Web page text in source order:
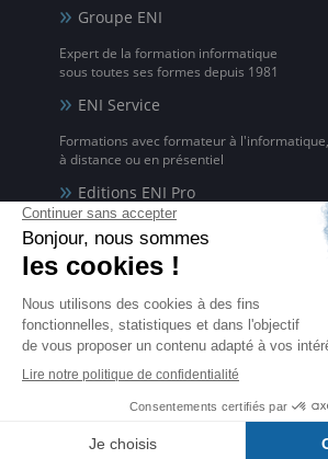
Groupe ENI
Expert de la formation informatique
sous toutes ses formes depuis 1981
ENI Service
Formations avec formateur à l'informatique,
à distance ou en présentiel
Editions ENI Pro
pour les organismes de formation
ENI elearning
La solution de formation à l'informatique en
disponible en 5 langues
Certifications ENI
Certifications à l'informatique
éligibles CPF et reconnues par l'État